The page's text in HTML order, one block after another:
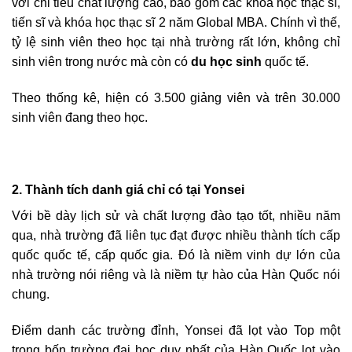
với chỉ tiêu chất lượng cao, bao gòm các khóa học thạc sĩ,
tiến sĩ và khóa học thạc sĩ 2 năm Global MBA. Chính vì thế,
tỷ lệ sinh viên theo học tại nhà trường rất lớn, không chỉ
sinh viên trong nước mà còn có du học sinh quốc tế.
Theo thống kê, hiện có 3.500 giảng viên và trên 30.000
sinh viên đang theo học.
2. Thành tích danh giá chỉ có tại Yonsei
Với bề dày lịch sử và chất lượng đào tạo tốt, nhiều năm
qua, nhà trường đã liên tục đạt được nhiều thành tích cấp
quốc quốc tế, cấp quốc gia. Đó là niềm vinh dự lớn của
nhà trường nói riêng và là niềm tự hào của Hàn Quốc nói
chung.
Điểm danh các trường đỉnh, Yonsei đã lọt vào Top một